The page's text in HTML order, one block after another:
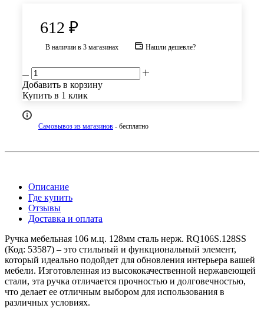
612 ₽
В наличии в 3 магазинах Нашли дешевле?
Добавить в корзину
Купить в 1 клик
Самовывоз из магазинов - бесплатно
Описание
Где купить
Отзывы
Доставка и оплата
Ручка мебельная 106 м.ц. 128мм сталь нерж. RQ106S.128SS
(Код: 53587) – это стильный и функциональный элемент,
который идеально подойдет для обновления интерьера вашей
мебели. Изготовленная из высококачественной нержавеющей
стали, эта ручка отличается прочностью и долговечностью,
что делает ее отличным выбором для использования в
различных условиях.